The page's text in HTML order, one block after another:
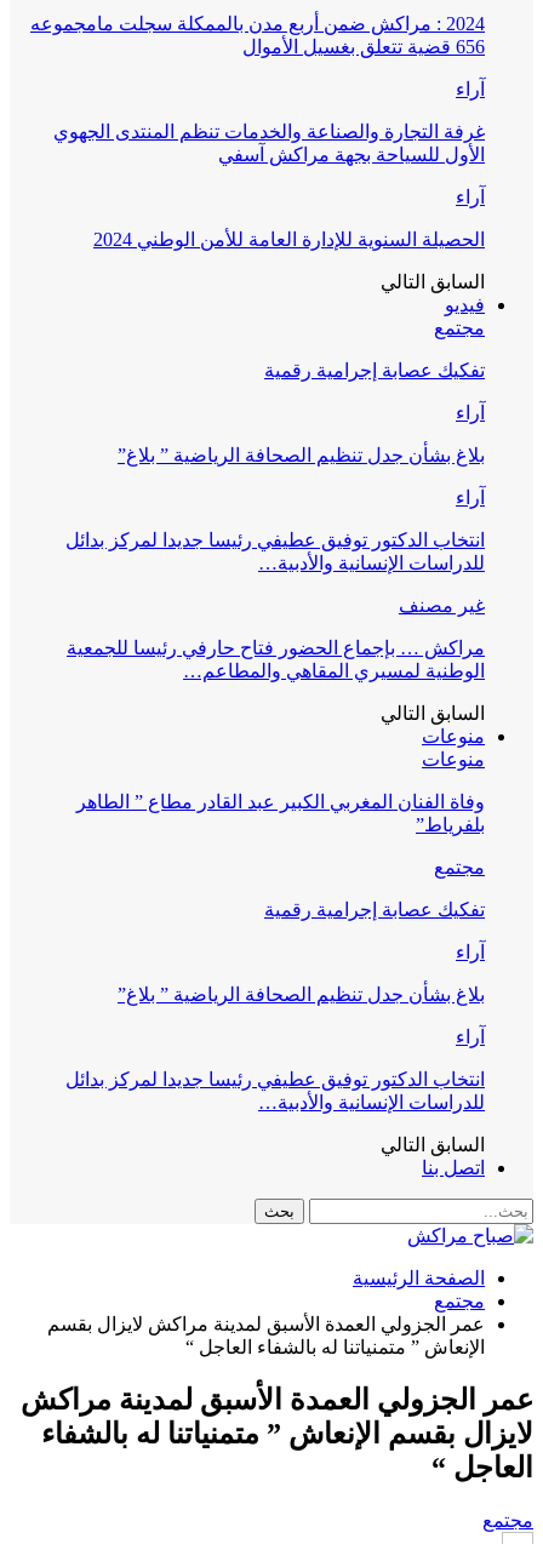
2024 : مراكش ضمن أربع مدن بالممكلة سجلت مامجموعه
656 قضية تتعلق بغسيل الأموال
آراء
غرفة التجارة والصناعة والخدمات تنظم المنتدى الجهوي
الأول للسياحة بجهة مراكش آسفي
آراء
الحصيلة السنوية للإدارة العامة للأمن الوطني 2024
السابق التالي
فيديو
مجتمع
تفكيك عصابة إجرامية رقمية
آراء
بلاغ بشأن جدل تنظيم الصحافة الرياضية ” بلاغ”
آراء
انتخاب الدكتور توفيق عطيفي رئيسا جديدا لمركز بدائل
للدراسات الإنسانية والأدبية…
غير مصنف
مراكش … بإجماع الحضور فتاح حارفي رئيسا للجمعية
الوطنية لمسيري المقاهي والمطاعم…
السابق التالي
منوعات
منوعات
وفاة الفنان المغربي الكبير عبد القادر مطاع ” الطاهر
بلفرياط”
مجتمع
تفكيك عصابة إجرامية رقمية
آراء
بلاغ بشأن جدل تنظيم الصحافة الرياضية ” بلاغ”
آراء
انتخاب الدكتور توفيق عطيفي رئيسا جديدا لمركز بدائل
للدراسات الإنسانية والأدبية…
السابق التالي
اتصل بنا
الصفحة الرئيسية
مجتمع
عمر الجزولي العمدة الأسبق لمدينة مراكش لايزال بقسم
الإنعاش ” متمنياتنا له بالشفاء العاجل “
عمر الجزولي العمدة الأسبق لمدينة مراكش
لايزال بقسم الإنعاش ” متمنياتنا له بالشفاء
العاجل “
مجتمع